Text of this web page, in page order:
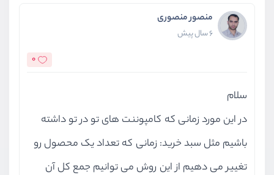
منصور منصوری
6 سال پیش
0
سلام
در این مورد زمانی که کامپوننت های تو در تو داشته
باشیم مثل سبد خرید: زمانی که تعداد یک محصول رو
تغییر می دهیم از این روش می توانیم جمع کل آن